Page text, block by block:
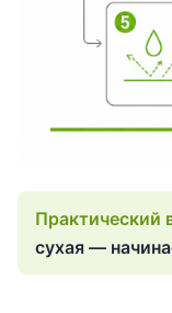
сухая —